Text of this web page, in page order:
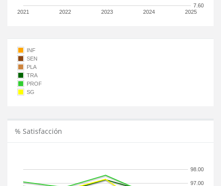
2021 2022 2023 2024 2025
7.60
INF
SEN
PLA
TRA
PROF
SG
% Satisfacción
97.00
98.00